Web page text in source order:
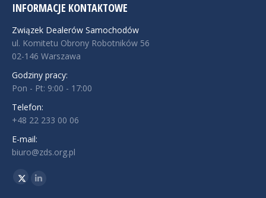
INFORMACJE KONTAKTOWE
Związek Dealerów Samochodów
ul. Komitetu Obrony Robotników 56
02-146 Warszawa
Godziny pracy:
Pon - Pt: 9:00 - 17:00
Telefon:
+48 22 233 00 06
E-mail:
biuro@zds.org.pl
Znajdź nas na:
TwitterLinkedin